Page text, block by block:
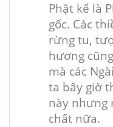
Phật kể là
gốc. Các
rừng tu,
hương
mà các
ta bây giờ
này nhưng
chất nữa.